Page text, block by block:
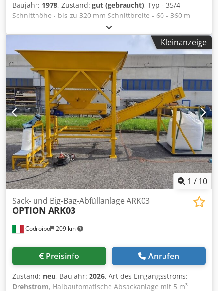
Baujahr: 1978, Zustand: gut (gebraucht), Typ - 35/4
Schnitthöhe - bis zu 320 mm Schnittbreite - 60 - 360 m
Vorschubgeschwindigkeit - stufenlos, 7 - 35 m/min
Futtermittel Dodpfxjil H Svs Adyekr
Kleinanzeige
1 / 10
Codroipo 209 km
Sack- und Big-Bag-Abfüllanlage ARK03
OPTION ARK03
Preisinfo Anrufen
Zustand: neu, Baujahr: 2026, Art des Eingangsstroms:
Drehstrom, Halbautomatische Absackanlage mit 5 m³